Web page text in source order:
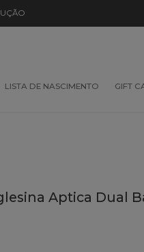
LISTA DE NASCIMENTO GIFT
Aptica Dual